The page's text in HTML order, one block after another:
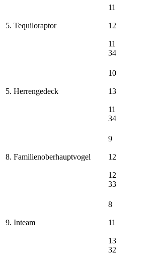
5. Tequiloraptor
11
12
11
34
5. Herrengedeck
10
13
11
34
8. Familienoberhauptvogel
9
12
12
33
9. Inteam
8
11
13
32